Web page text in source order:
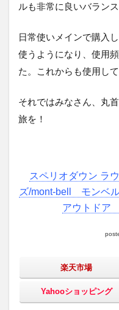
ルも非常に良いバランス
日常使いメインで購入
使うようになり、使用
た。これからも使用し
それではみなさん、丸
旅を！
スペリオダウン ラ
ズ/mont-bell モンベ
アウトド
楽天市場
Yahooショッピング